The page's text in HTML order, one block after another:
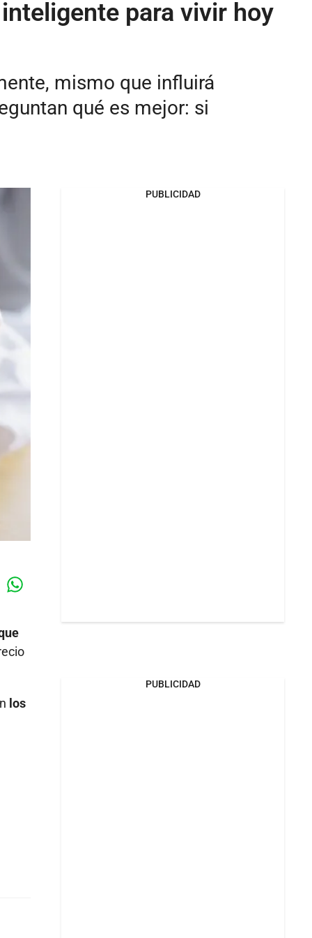
para vivir hoy
mismo que influirá
qué es mejor: si
los
PUBLICIDAD
PUBLICIDAD